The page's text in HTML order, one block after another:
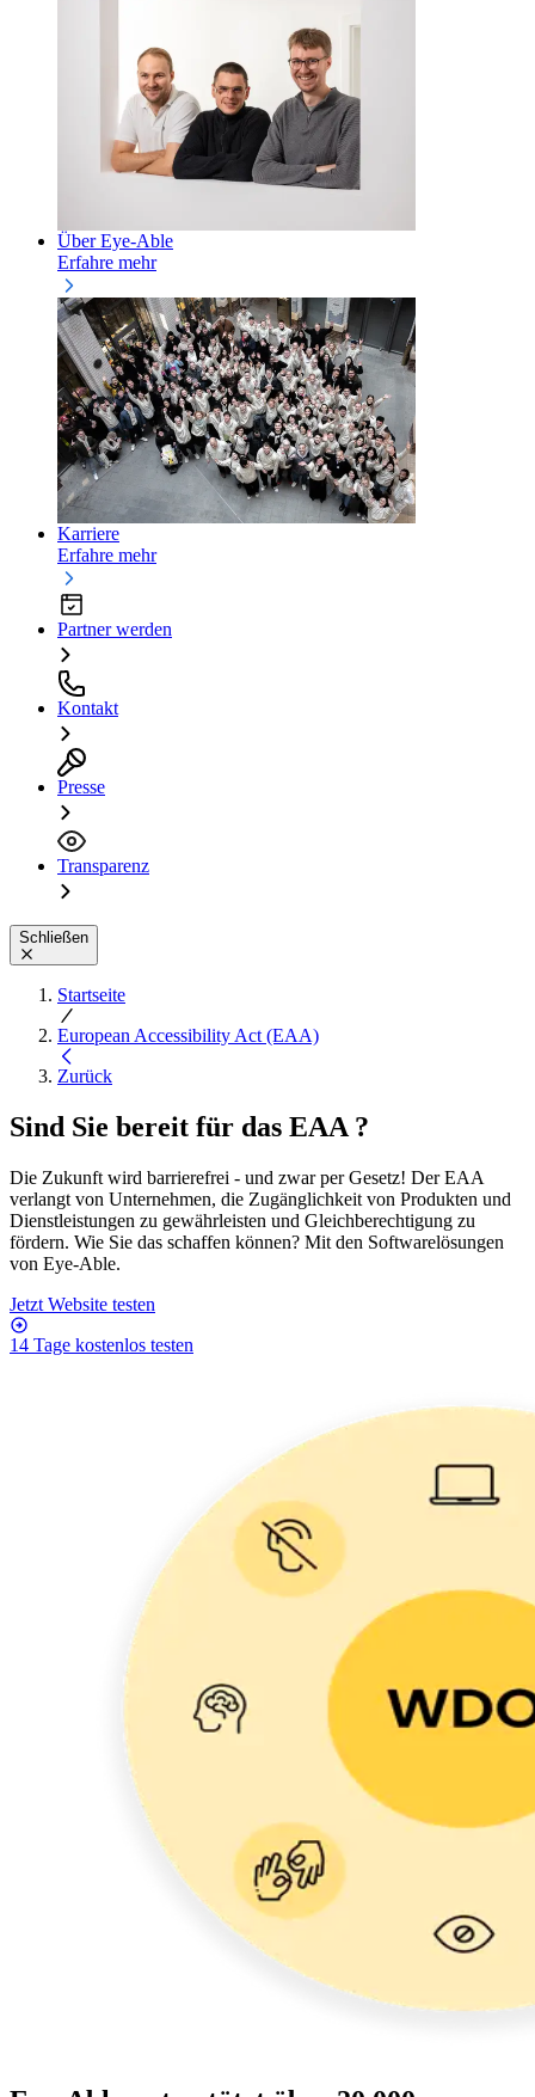
Über Eye-Able
Erfahre mehr
Karriere
Erfahre mehr
Partner werden
Kontakt
Presse
Transparenz
Schließen
Startseite
European Accessibility Act (EAA)
Zurück
Sind Sie bereit für das EAA ?
Die Zukunft wird barrierefrei - und zwar per Gesetz! Der EAA
verlangt von Unternehmen, die Zugänglichkeit von Produkten und
Dienstleistungen zu gewährleisten und Gleichberechtigung zu
fördern. Wie Sie das schaffen können? Mit den Softwarelösungen
von Eye-Able.
Jetzt Website testen
14 Tage kostenlos testen